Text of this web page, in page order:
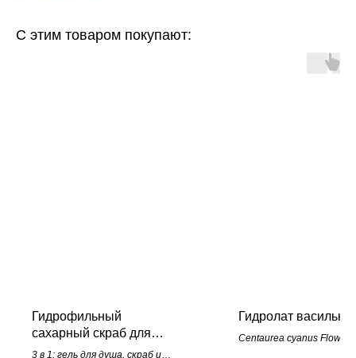
C этим товаром покупают:
Гидрофильный
сахарный скраб для
тела "Апельсиновая
3 в 1: гель для душа, скраб и
Гидролат василька
Centaurea cyanus Flower